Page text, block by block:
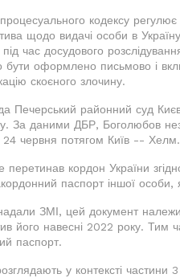
кодексу регулює
щодо видачі особи в
час досудового
бути оформлено письмово і
скоєного злочину.
Печерський районний суд
За даними ДБР, Боголюбов
24 червня потягом Київ -- Хелм.
кордон України
паспорт іншої особи,
ЗМІ, цей документ
його навесні 2022 року. Тим
паспорт.
у контексті частини